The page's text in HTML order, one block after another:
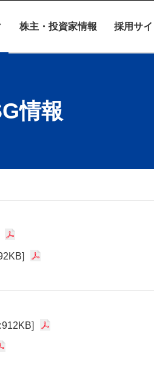
株主・投資家情報 採用サイ
情報